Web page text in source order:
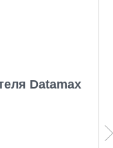
Datamax